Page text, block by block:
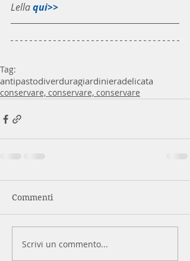
Lella qui>>
Tag:
antipastodiverduragiardinieradelicata
conservare, conservare, conservare
Commenti
Scrivi un commento...